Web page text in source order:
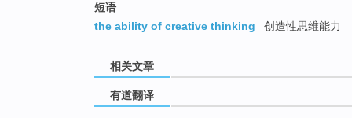
短语
the ability of creative thinking
创造性思维能力
相关文章
有道翻译